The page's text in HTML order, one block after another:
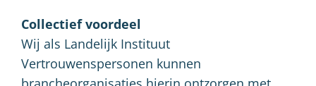
Collectief voordeel
Wij als Landelijk Instituut
Vertrouwenspersonen kunnen